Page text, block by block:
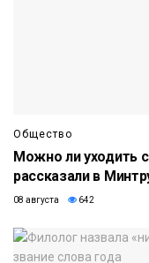
Общество
Можно ли уходить
рассказали в
08 августа 642